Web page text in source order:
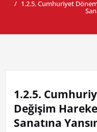
1.2.5. Cumhuriyet
1.2.5.
Değişim
Sanatına